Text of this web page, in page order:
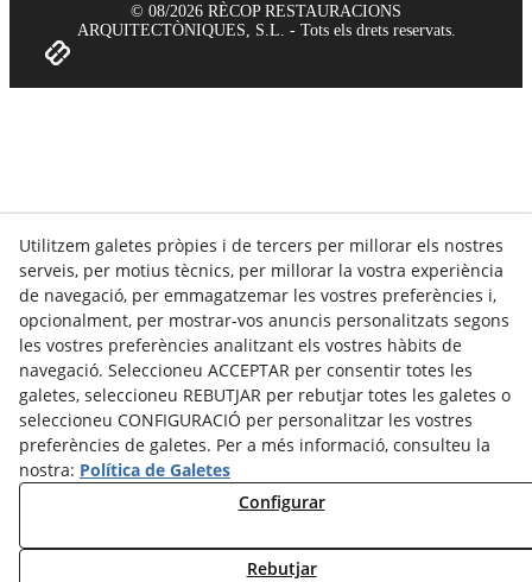
© 08/2026 RÈCOP RESTAURACIONS
ARQUITECTÒNIQUES, S.L. - Tots els drets reservats.
Utilitzem galetes pròpies i de tercers per millorar els nostres
serveis, per motius tècnics, per millorar la vostra experiència
de navegació, per emmagatzemar les vostres preferències i,
opcionalment, per mostrar-vos anuncis personalitzats segons
les vostres preferències analitzant els vostres hàbits de
navegació. Seleccioneu ACCEPTAR per consentir totes les
galetes, seleccioneu REBUTJAR per rebutjar totes les galetes o
seleccioneu CONFIGURACIÓ per personalitzar les vostres
preferències de galetes. Per a més informació, consulteu la
nostra: Política de Galetes
Configurar
Rebutjar